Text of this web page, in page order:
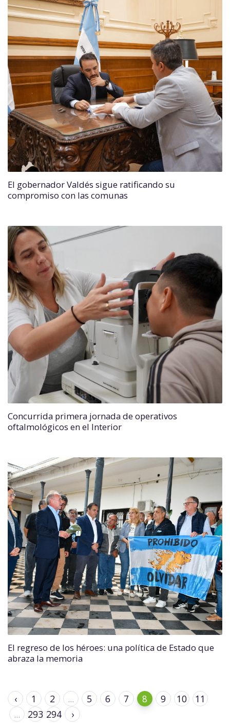
El gobernador Valdés sigue ratificando su
compromiso con las comunas
Concurrida primera jornada de operativos
oftalmológicos en el Interior
El regreso de los héroes: una política de Estado que
abraza la memoria
‹ 1 2 ... 5 6 7 8 9 10
11
...
293 294 ›